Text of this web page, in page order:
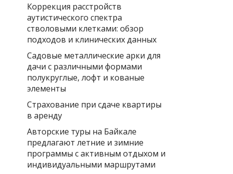
Коррекция расстройств
аутистического спектра
стволовыми клетками: обзор
подходов и клинических данных
Садовые металлические арки для
дачи с различными формами
полукруглые, лофт и кованые
элементы
Страхование при сдаче квартиры
в аренду
Авторские туры на Байкале
предлагают летние и зимние
программы с активным отдыхом и
индивидуальными маршрутами